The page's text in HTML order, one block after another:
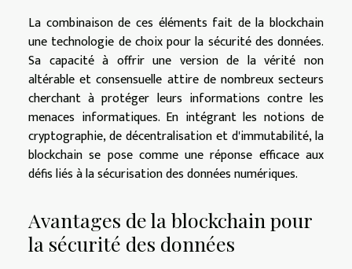
La combinaison de ces éléments fait de la blockchain
une technologie de choix pour la sécurité des données.
Sa capacité à offrir une version de la vérité non
altérable et consensuelle attire de nombreux secteurs
cherchant à protéger leurs informations contre les
menaces informatiques. En intégrant les notions de
cryptographie, de décentralisation et d'immutabilité, la
blockchain se pose comme une réponse efficace aux
défis liés à la sécurisation des données numériques.
Avantages de la blockchain pour
la sécurité des données